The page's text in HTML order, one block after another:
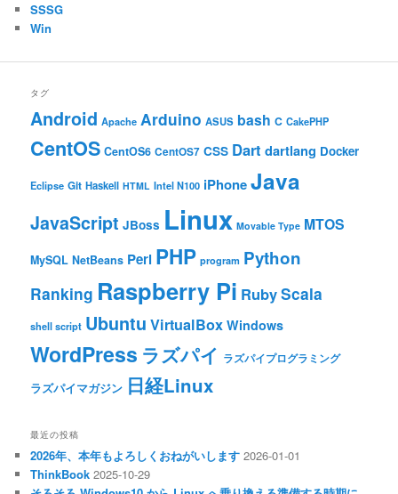
SSSG
Win
タグ
Android Apache Arduino ASUS bash C CakePHP
CentOS CentOS6 CentOS7 CSS Dart dartlang Docker
Eclipse Git Haskell HTML Intel N100 iPhoneJava
JavaScript JBoss Linux Movable Type MTOS
MySQL NetBeans Perl PHP program Python
Ranking Raspberry Pi RubyScala
shell script Ubuntu VirtualBox Windows
WordPress ラズパイ ラズパイプログラミング
ラズパイマガジン 日経Linux
最近の投稿
2026年、本年もよろしくおねがいします 2026-01-01
ThinkBook 2025-10-29